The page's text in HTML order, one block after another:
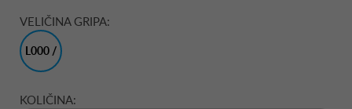
VELIČINA GRIPA:
L000 /
KOLIČINA: